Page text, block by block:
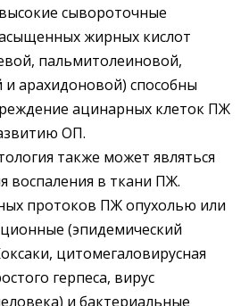
сывороточные
жирных кислот
пальмитолеиновой,
и арахидоновой) способны
ацинарных клеток ПЖ
ОП.
также может являться
воспаления в ткани ПЖ.
протоков ПЖ опухолью или
(эпидемический
цитомегаловирусная
герпеса, вирус
и бактериальные